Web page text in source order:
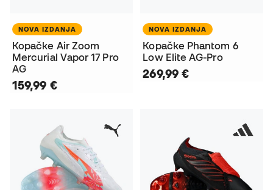
NOVA IZDANJA
Kopačke Air Zoom
Mercurial Vapor 17 Pro
AG
159,99 €
NOVA IZDANJA
Kopačke Phantom 6
Low Elite AG-Pro
269,99 €